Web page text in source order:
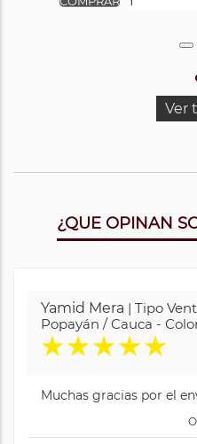
Ver
¿QUE OPINAN
Yamid Mera | Tipo
Popayán / Cauca -
★★★★★
Muchas gracias por el